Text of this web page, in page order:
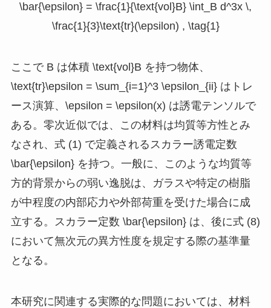
\bar{\epsilon} = \frac{1}{\text{vol}B} \int_B d^3x \,
\frac{1}{3}\text{tr}(\epsilon) , \tag{1}
ここで B は体積 \text{vol}B を持つ物体、
\text{tr}\epsilon = \sum_{i=1}^3 \epsilon_{ii}はトレ
ース演算、 \epsilon = \epsilon(x) は誘電テンソルで
ある。零次近似では、この材料は均質等方性とみ
なされ、式 (1) で定義されるスカラー誘電定数
\bar{\epsilon}を持つ。一般に、このような均質等
方的背景からの弱い逸脱は、ガラスや特定の樹脂
が中程度の内部応力や外部荷重を受けた場合に成
立する。スカラー定数 \bar{\epsilon}は、後に式 (8)
において無次元の異方性度を規定する際の基準量
となる。
本研究に関連する実際的な問題においては、材料